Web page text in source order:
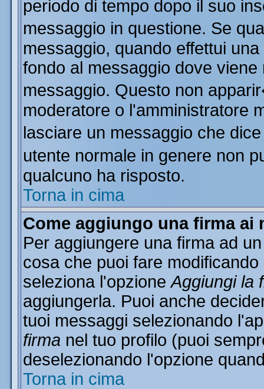
periodo di tempo dopo il suo
messaggio in questione. Se
messaggio, quando effettui
fondo al messaggio dove
messaggio. Questo non
moderatore o l'amministratore
lasciare un messaggio che
utente normale in genere non
qualcuno ha risposto.
Torna in cima
Come aggiungo una firma ai
Per aggiungere una firma ad
cosa che puoi fare
seleziona l'opzioneAggiungi la
aggiungerla. Puoi anche
tuoi messaggi selezionando
firma nel tuo profilo (puoi
deselezionando l'opzione
Torna in cima